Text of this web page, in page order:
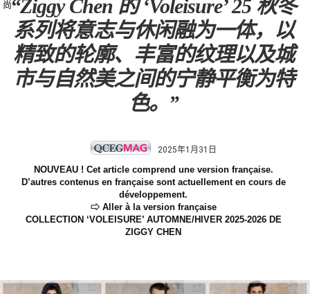
尚“Ziggy Chen 的 ‘Voleisure’ 25 秋冬
系列将意志与休闲融为一体，以
精致的轮廓、丰富的纹理以及城
市与自然美之间的宁静平衡为特
色。”
2025年1月31日
NOUVEAU ! Cet article comprend une version française.
D’autres contenus en française sont actuellement en cours de
développement.
⇨ Aller à la version française
COLLECTION ‘VOLEISURE’ AUTOMNE/HIVER 2025-2026 DE
ZIGGY CHEN